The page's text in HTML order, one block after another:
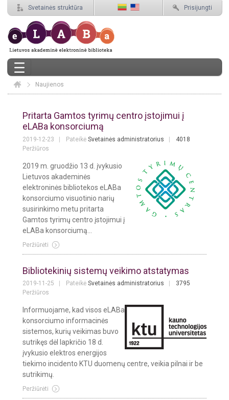
Svetainės struktūra Prisijungti
Elaba
Naujienos
Pritarta Gamtos tyrimų centro įstojimui į
eLABa konsorciumą
2019-12-23 Pateikė Svetainės administratorius
4018
Peržiūros
2019 m. gruodžio 13 d. įvykusio
Lietuvos akademinės
elektroninės bibliotekos eLABa
konsorciumo visuotinio narių
susirinkimo metu pritarta
Gamtos tyrimų centro įstojimui į
eLABa konsorciumą...
Peržiūrėti
Bibliotekinių sistemų veikimo atstatymas
2019-11-25 Pateikė Svetainės administratorius
3795
Peržiūros
Informuojame, kad visos eLABa
konsorciumo informacinės
sistemos, kurių veikimas buvo
sutrikęs dėl lapkričio 18 d.
įvykusio elektros energijos
tiekimo incidento KTU duomenų centre, veikia pilnai ir be
sutrikimų.
Peržiūrėti